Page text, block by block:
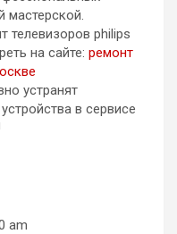
мастерской.
телевизоров philips
на сайте: ремонт
устранят
в сервисе
am